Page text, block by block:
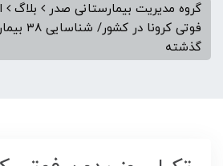
گروه مدیریت بیمارستانی صدر بلاگ
فوتی
گذشته